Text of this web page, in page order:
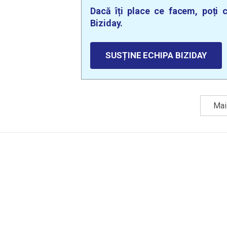
Dacă îți place ce facem, poți
Biziday.
SUSȚINE ECHIPA BIZIDAY